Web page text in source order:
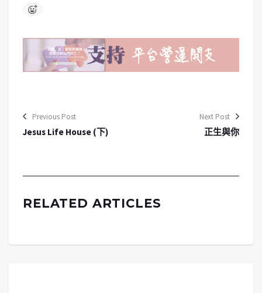
Previous Post
Jesus Life House (下)
Next Post
正生與你
RELATED ARTICLES